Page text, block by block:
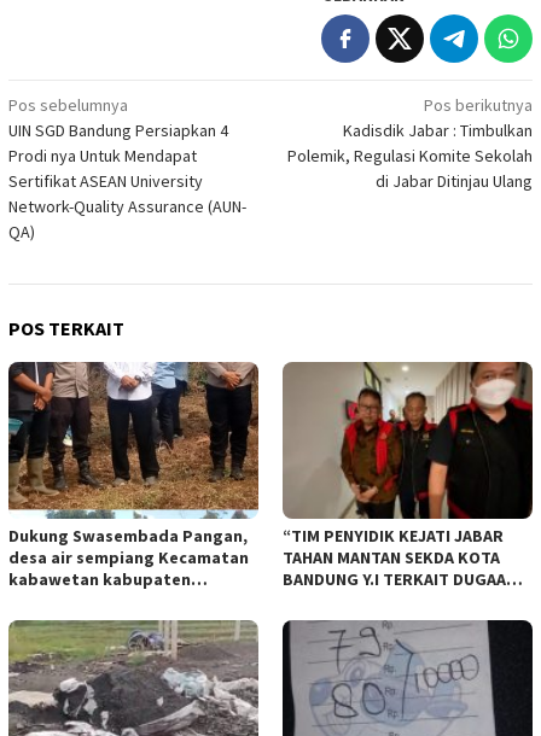
Navigasi
pos
Pos sebelumnya
UIN SGD Bandung Persiapkan 4
Prodi nya Untuk Mendapat
Sertifikat ASEAN University
Network-Quality Assurance (AUN-
QA)
Pos berikutnya
Kadisdik Jabar : Timbulkan
Polemik, Regulasi Komite Sekolah
di Jabar Ditinjau Ulang
POS TERKAIT
Dukung Swasembada Pangan,
desa air sempiang Kecamatan
kabawetan kabupaten
28 mei 2025
“TIM PENYIDIK KEJATI JABAR
TAHAN MANTAN SEKDA KOTA
BANDUNG Y.I TERKAIT DUGAAN
BANDUNG”.